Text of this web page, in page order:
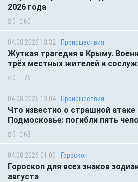
2026 года
0 60
04.08.2026 13:32 Происшествия
Жуткая трагедия в Крыму.
трёх местных жителей и
0 76
04.08.2026 13:04 Происшествия
Что известно о страшной атаке
Подмосковье: погибли пять
0 68
04.08.2026 01:00 Гороскоп
Гороскоп для всех знаков
августа